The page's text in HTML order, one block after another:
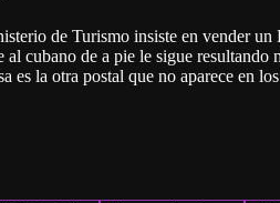
de Turismo insiste en vender
al cubano de a pie le sigue
es la otra postal que no aparece en